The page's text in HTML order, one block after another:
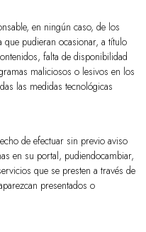
en ningún caso, de los
pudieran ocasionar, a título
falta de disponibilidad
maliciosos o lesivos en los
las medidas tecnológicas
de efectuar sin previo aviso
en su portal, pudiendocambiar,
que se presten a través de
presentados o